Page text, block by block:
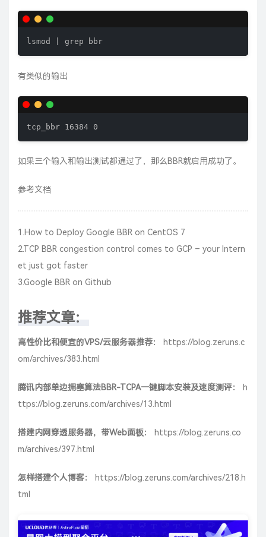
lsmod | grep bbr
有类似的输出
tcp_bbr 16384 0
如果三个输入和输出测试都通过了，那么BBR就启用成功了。
参考文档
1. How to Deploy Google BBR on CentOS 7
2.TCP BBR congestion control comes to GCP – your Intern
et just got faster
3.Google BBR on Github
推荐文章：
高性价比和便宜的VPS/云服务器推荐：
https://blog.zeruns.c
om/archives/383.html
腾讯内部单边拥塞算法BBR-TCPA一键脚本安装及速度测评：
h
ttps://blog.zeruns.com/archives/13.html
搭建内网穿透服务器，带Web面板：
https://blog.zeruns.co
m/archives/397.html
怎样搭建个人博客：
https://blog.zeruns.com/archives/218.h
tml